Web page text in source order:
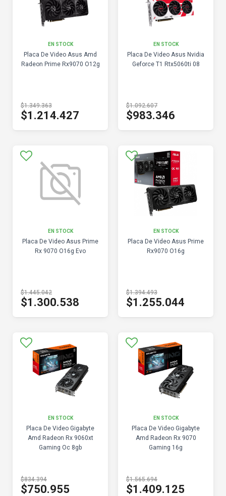
EN STOCK
Placa De Video Asus Amd
Radeon Prime Rx9070 O12g
$1.349.363
$1.214.427
EN STOCK
Placa De Video Asus Nvidia
Geforce T1 Rtx5060ti 08
$1.092.607
$983.346
EN STOCK
Placa De Video Asus Prime
Rx 9070 O16g Evo
$1.445.042
$1.300.538
EN STOCK
Placa De Video Asus Prime
Rx9070 O16g
$1.394.493
$1.255.044
EN STOCK
Placa De Video Gigabyte
Amd Radeon Rx 9060xt
Gaming Oc 8gb
$834.394
$750.955
EN STOCK
Placa De Video Gigabyte
Amd Radeon Rx 9070
Gaming 16g
$1.565.694
$1.409.125